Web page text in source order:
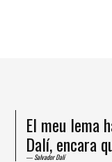
El meu lema
Dalí, encara
Salvador Dalí